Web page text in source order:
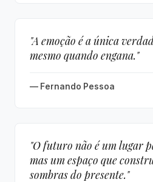
"A emoção é a única
mesmo quando engana."
— Fernando Pessoa
"O futuro não é um lugar
mas um espaço que
sombras do presente."